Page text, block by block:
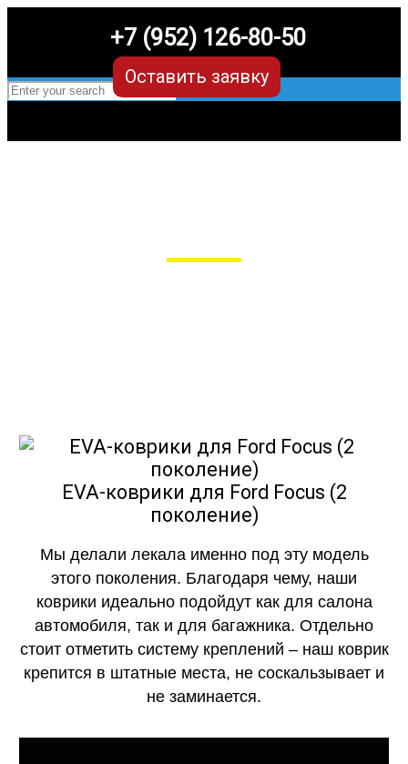
+7 (952) 126-80-50
Оставить заявку
EVA-коврики для Ford Focus (2
поколение)
Мы делали лекала именно под эту модель
этого поколения. Благодаря чему, наши
коврики идеально подойдут как для салона
автомобиля, так и для багажника. Отдельно
стоит отметить систему креплений – наш коврик
крепится в штатные места, не соскальзывает и
не заминается.